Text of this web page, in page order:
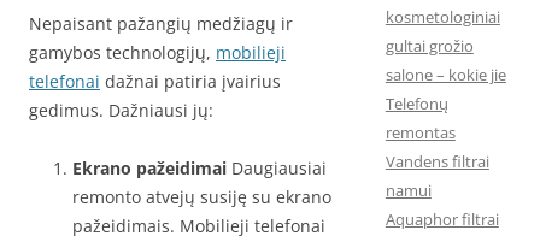
Nepaisant pažangių medžiagų ir
gamybos technologijų, mobilieji
telefonai dažnai patiria įvairius
gedimus. Dažniausi jų:
Ekrano pažeidimai Daugiausiai
remonto atvejų susiję su ekrano
pažeidimais. Mobilieji telefonai
kosmetologiniai
gultai grožio
salone – kokie jie
Telefonų
remontas
Vandens filtrai
namui
Aquaphor filtrai